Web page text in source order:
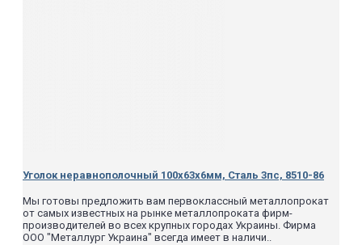
Уголок неравнополочный 100х63х6мм, Сталь 3пс, 8510-86
Мы готовы предложить вам первоклассный металлопрокат
от самых известных на рынке металлопроката фирм-
производителей во всех крупных городах Украины. Фирма
ООО "Металлург Украина" всегда имеет в наличи..